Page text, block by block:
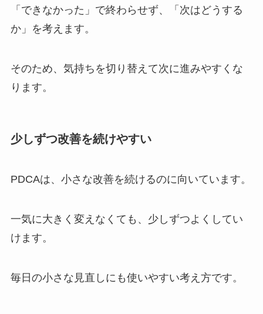
「できなかった」で終わらせず、「次はどうする
か」を考えます。
そのため、気持ちを切り替えて次に進みやすくな
ります。
少しずつ改善を続けやすい
PDCAは、小さな改善を続けるのに向いています。
一気に大きく変えなくても、少しずつよくしてい
けます。
毎日の小さな見直しにも使いやすい考え方です。